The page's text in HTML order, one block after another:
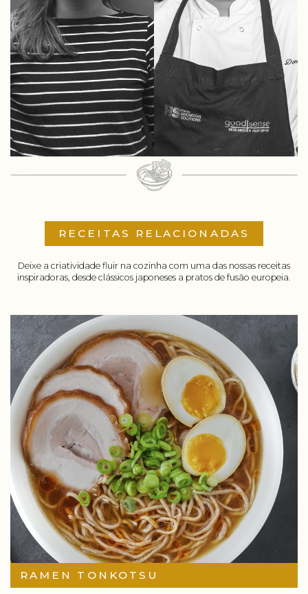
RECEITAS RELACIONADAS
Deixe a criatividade fluir na cozinha com uma das nossas receitas
inspiradoras, desde clássicos japoneses a pratos de fusão europeia.
RAMEN TONKOTSU